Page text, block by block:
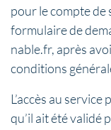
pour le compte de
formulaire de
nable.fr, après
conditions
L’accès au
qu’il ait été validé